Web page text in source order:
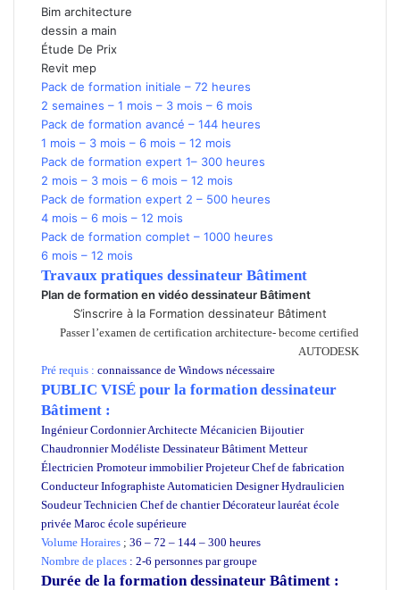
Bim architecture
dessin a main
Étude De Prix
Revit mep
Pack de formation initiale – 72 heures
2 semaines – 1 mois – 3 mois – 6 mois
Pack de formation avancé – 144 heures
1 mois – 3 mois – 6 mois – 12 mois
Pack de formation expert 1– 300 heures
2 mois – 3 mois – 6 mois – 12 mois
Pack de formation expert 2 – 500 heures
4 mois – 6 mois – 12 mois
Pack de formation complet – 1000 heures
6 mois – 12 mois
Travaux pratiques dessinateur Bâtiment
Plan de formation en vidéo dessinateur Bâtiment
S’inscrire à la Formation dessinateur Bâtiment
Passer l’examen de certification architecture- become certified
AUTODESK
Pré requis : connaissance de Windows nécessaire
PUBLIC VISÉ pour la formation dessinateur
Bâtiment :
Ingénieur Cordonnier Architecte Mécanicien Bijoutier
Chaudronnier Modéliste Dessinateur Bâtiment Metteur
Électricien Promoteur immobilier Projeteur Chef de fabrication
Conducteur Infographiste Automaticien Designer Hydraulicien
Soudeur Technicien Chef de chantier Décorateur lauréat école
privée Maroc école supérieure
Volume Horaires ; 36 – 72 – 144 – 300 heures
Nombre de places : 2-6 personnes par groupe
Durée de la formationdessinateur Bâtiment :